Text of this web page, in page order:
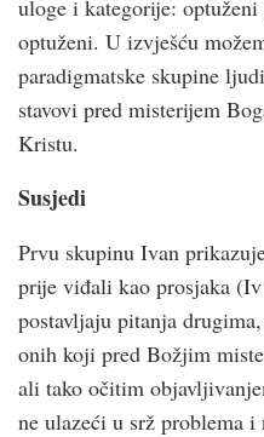
uloge i kategorije:
optuženi. U izvješću
paradigmatske skupine
stavovi pred misterijem
Kristu.
Susjedi
Prvu skupinu Ivan
prije viđali kao prosjaka
postavljaju pitanja
onih koji pred Božjim
ali tako očitim
ne ulazeći u srž problema i